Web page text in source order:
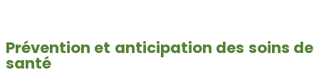
Prévention et anticipation des soins de
santé